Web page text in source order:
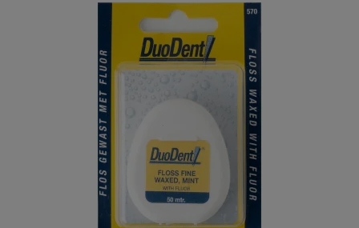
Uw winkelwagen is leeg.
Vul hem met producten.